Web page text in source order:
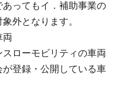
ってもイ．補助事業の
外となります。
両
スローモビリティの車両
登録・公開している車